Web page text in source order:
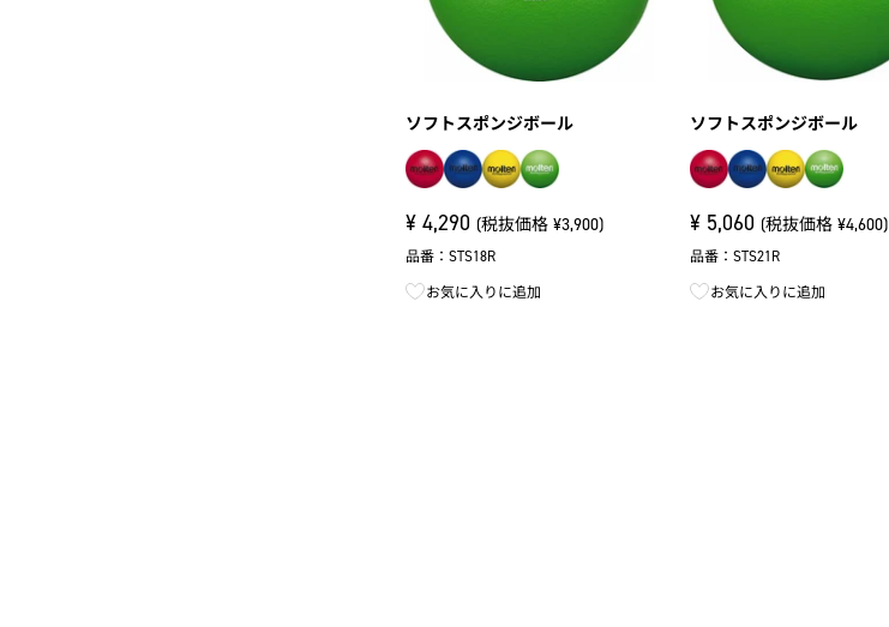
ソフトスポンジボール
¥ 4,290 (税抜価格 ¥3,900)
品番：STS18R
お気に入りに追加
ソフトスポンジボール
¥ 5,060 (税抜価格 ¥4,600)
品番：STS21R
お気に入りに追加